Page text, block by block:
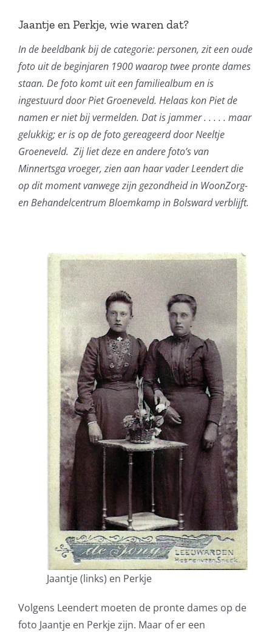
Jaantje en Perkje, wie waren dat?
In de beeldbank bij de categorie: personen, zit een oude
foto uit de beginjaren 1900 waarop twee pronte dames
staan. De foto komt uit een familiealbum en is
ingestuurd door Piet Groeneveld. Helaas kon Piet de
namen er niet bij vermelden. Dat is jammer . . . . . maar
gelukkig; er is op de foto gereageerd door Neeltje
Groeneveld. Zij liet deze en andere foto’s van
Minnertsga vroeger, zien aan haar vader Leendert die
op dit moment vanwege zijn gezondheid in WoonZorg-
en Behandelcentrum Bloemkamp in Bolsward verblijft.
Jaantje (links) en Perkje
Volgens Leendert moeten de pronte dames op de
foto Jaantje en Perkje zijn. Maar of er een